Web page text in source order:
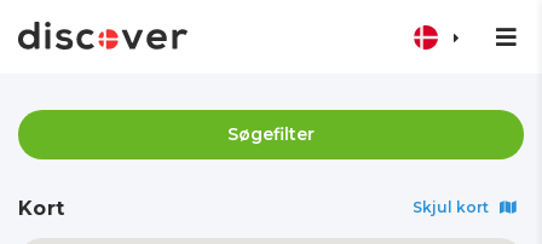
Søgefilter
Kort Skjul kort